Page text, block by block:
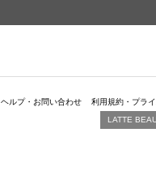
ヘルプ・お問い合わせ 利用規約・プラ
LATTE